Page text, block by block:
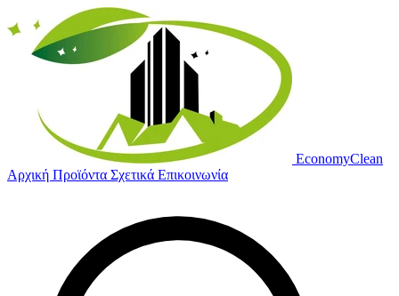
EconomyClean
Αρχική Προϊόντα Σχετικά Επικοινωνία